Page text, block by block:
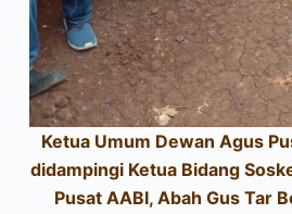
Ketua Umum Dewan Agus
didampingi Ketua Bidang
Pusat AABI, Abah Gus Tar